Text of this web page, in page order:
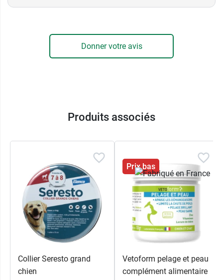
Donner votre avis
Produits associés
Collier Seresto grand
chien
Prix bas
Vetoform pelage et peau
complément alimentaire